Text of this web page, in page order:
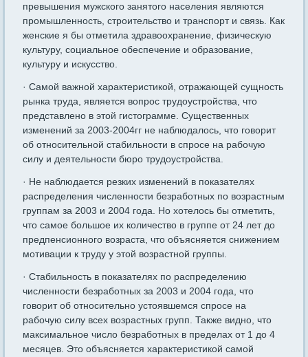
превышения мужского занятого населения являются
промышленность, строительство и транспорт и связь. Как
женские я бы отметила здравоохранение, физическую
культуру, социальное обеспечение и образование,
культуру и искусство.
· Самой важной характеристикой, отражающей сущность
рынка труда, является вопрос трудоустройства, что
представлено в этой гистограмме. Существенных
изменений за 2003-2004гг не наблюдалось, что говорит
об относительной стабильности в спросе на рабочую
силу и деятельности бюро трудоустройства.
· Не наблюдается резких изменений в показателях
распределения численности безработных по возрастным
группам за 2003 и 2004 года. Но хотелось бы отметить,
что самое большое их количество в группе от 24 лет до
предпенсионного возраста, что объясняется снижением
мотивации к труду у этой возрастной группы.
· Стабильность в показателях по распределению
численности безработных за 2003 и 2004 года, что
говорит об относительно устоявшемся спросе на
рабочую силу всех возрастных групп. Также видно, что
максимальное число безработных в пределах от 1 до 4
месяцев. Это объясняется характеристикой самой